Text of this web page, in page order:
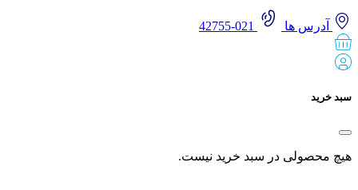
آدرس ها
خرید
محصولی در سبد خرید نیست.